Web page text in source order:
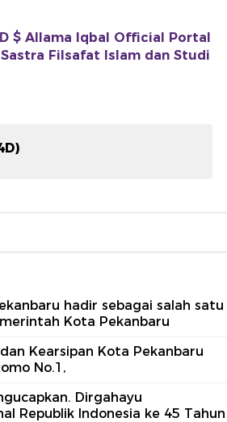
$ Allama Iqbal Official Portal
Filsafat Islam dan Studi
hadir sebagai salah satu
Kota Pekanbaru
Kearsipan Kota Pekanbaru
No.1,
Dirgahayu
Republik Indonesia ke 45 Tahun